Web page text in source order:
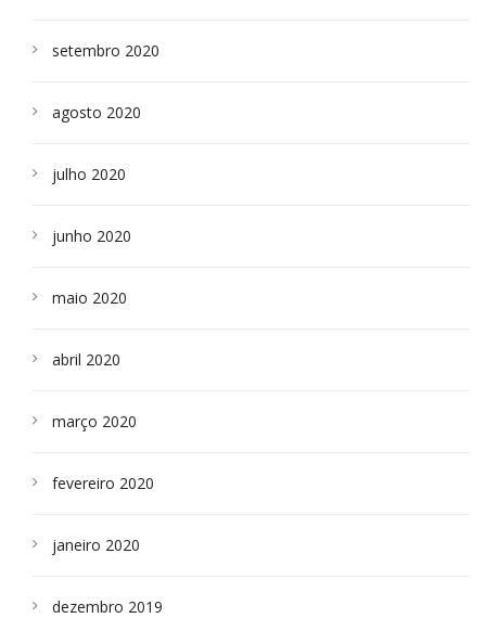
setembro 2020
agosto 2020
julho 2020
junho 2020
maio 2020
abril 2020
março 2020
fevereiro 2020
janeiro 2020
dezembro 2019